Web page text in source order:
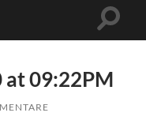
at 09:22PM